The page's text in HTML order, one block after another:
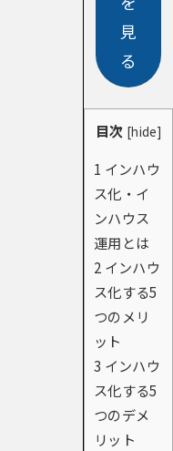
見
る
目次 [hide]
1 インハウ
ス化・イ
ンハウス
運用とは
2 インハウ
ス化する5
つのメリ
ット
3 インハウ
ス化する5
つのデメ
リット